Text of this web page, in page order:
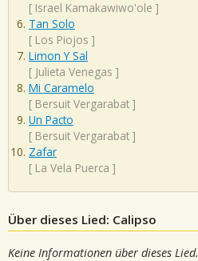
[ Israel Kamakawiwo'ole ]
Tan Solo
[ Los Piojos ]
Limon Y Sal
[ Julieta Venegas ]
Mi Caramelo
[ Bersuit Vergarabat ]
Un Pacto
[ Bersuit Vergarabat ]
Zafar
[ La Vela Puerca ]
Über dieses Lied: Calipso
Keine Informationen über dieses Lied.